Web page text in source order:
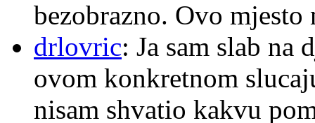
bezobrazno. Ovo
drlovric: Ja sam slab na
ovom konkretnom
nisam shvatio kakvu